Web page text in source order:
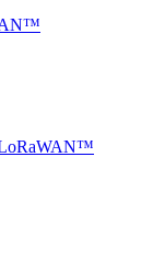
LoRaWAN™